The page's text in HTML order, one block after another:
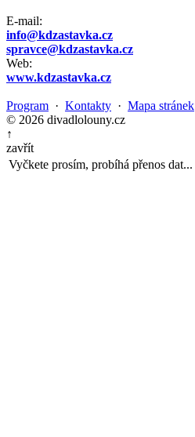
E-mail:
info@kdzastavka.cz
spravce@kdzastavka.cz
Web:
www.kdzastavka.cz
Program · Kontakty · Mapa stránek
© 2026 divadlolouny.cz
↑
zavřít
Vyčkete prosím, probíhá přenos dat...